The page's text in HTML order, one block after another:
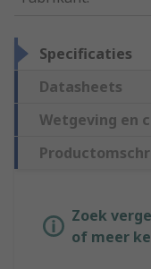
Specificaties
Datasheets
Wetgeving en
Zoek
of meer